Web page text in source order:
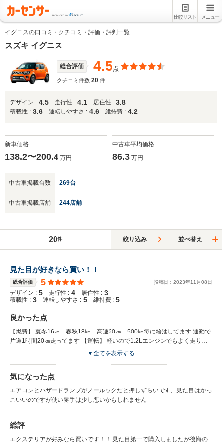
比較リスト メニュー
イグニスの口コミ・クチコミ・評価・評判一覧
スズキ イグニス
総合評価 4.5点
クチコミ件数 20 件
デザイン : 4.5 走行性 : 4.1 居住性 : 3.8
積載性 : 3.6 運転しやすさ : 4.6 維持費 : 4.2
新車価格
138.2〜200.4 万円
中古車平均価格
86.3万円
中古車掲載台数 269台
中古車掲載店舗 244店舗
20件 絞り込み 並べ替え
見た目が好きなら買い！！
総合評価 5 投稿日： 2023年11 月08日
デザイン : 5 走行性 : 4 居住性 : 3
積載性 : 3 運転しやすさ : 5 維持費 : 5
良かった点
【燃費】 夏冬16㎞ 春秋18㎞ 高速20㎞ 500㎞毎に給油してます 通勤で
片道1時間20㎞走ってます 【運転】 軽いので1.2Lエンジンでもよく走りま
す 小回りもきくのでどんな道も自信を持って走れます！ 【内装】 運転席周
じられません
▼全てを表示する
気になった点
エアコンとハザードランプがノールックだと押しずらいです、見た目はかっ
こいいのですが使い勝手は少し悪いかもしれません
総評
エクステリアが好みなら買いです！！ 見た目第一で購入しましたが後悔の